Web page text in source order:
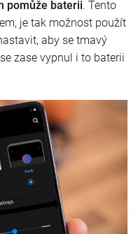
pomůže baterii. Tento
je tak možnost použít
aby se tmavý
zase vypnul i to baterii